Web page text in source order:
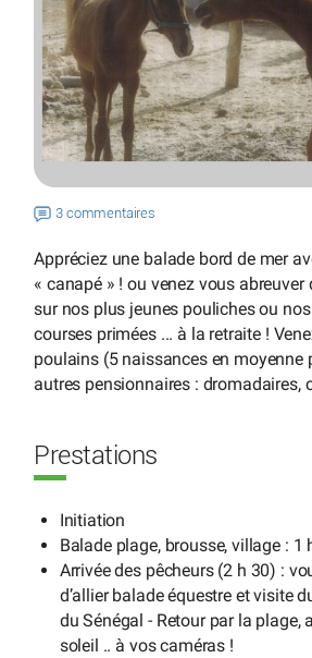
3 commentaires
Appréciez une balade bord de mer
« canapé » ! ou venez vous
sur nos plus jeunes pouliches ou
courses primées ... à la retraite !
poulains (5 naissances en moyenne
autres pensionnaires : dromadaires,
Prestations
Initiation
Balade plage, brousse, village : 1
Arrivée des pêcheurs (2 h 30) :
d’allier balade équestre et visite
du Sénégal - Retour par la plage,
soleil .. à vos caméras !